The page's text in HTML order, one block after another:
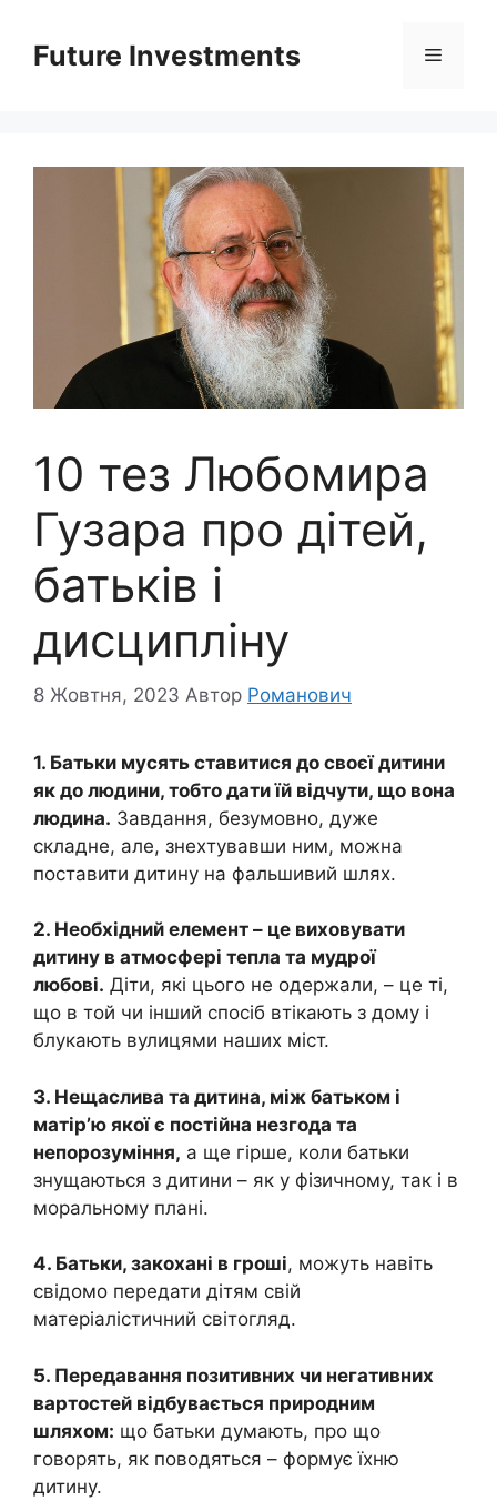
вмістуFuture Investments Меню
10 тез Любомира
Гузара про дітей,
батьків і
дисципліну
8 Жовтня, 2023 Автор Романович
1. Батьки мусять ставитися до своєї дитини
як до людини, тобто дати їй відчути, що вона
людина. Завдання, безумовно, дуже
складне, але, знехтувавши ним, можна
поставити дитину на фальшивий шлях.
2. Необхідний елемент – це виховувати
дитину в атмосфері тепла та мудрої
любові. Діти, які цього не одержали, – це ті,
що в той чи інший спосіб втікають з дому і
блукають вулицями наших міст.
3. Нещаслива та дитина, між батьком і
матір’ю якої є постійна незгода та
непорозуміння, а ще гірше, коли батьки
знущаються з дитини – як у фізичному, так і в
моральному плані.
4. Батьки, закохані в гроші, можуть навіть
свідомо передати дітям свій
матеріалістичний світогляд.
5. Передавання позитивних чи негативних
вартостей відбувається природним
шляхом: що батьки думають, про що
говорять, як поводяться – формує їхню
дитину.